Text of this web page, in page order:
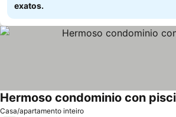
exatos.
Casa/apartamento inteiro
Hermoso condominio con